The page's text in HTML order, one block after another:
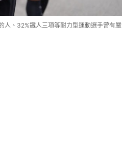
人、32%鐵人三項等耐力型運動選手曾有嚴